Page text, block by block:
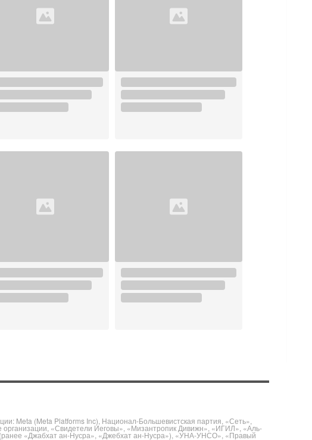
Meta (Meta Platforms Inc), Национал-Большевистская партия, «Сеть»,
организации, «Свидетели Иеговы», «Мизантропик Дивижн», «ИГИЛ», «Аль-
«Джабхат ан-Нусра», «Джебхат ан-Нусра»), «УНА-УНСО», «Правый